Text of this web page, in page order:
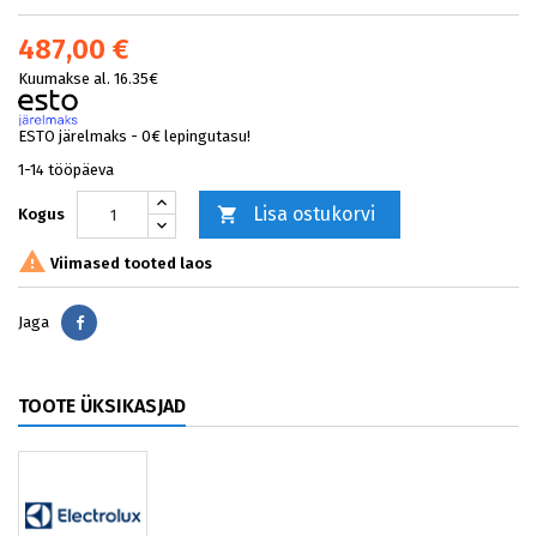
487,00 €
Kuumakse al. 16.35€
ESTO järelmaks - 0€ lepingutasu!
1-14 tööpäeva
Kogus  Lisa ostukorvi
 Viimased tooted laos
Jaga Jaga
TOOTE ÜKSIKASJAD